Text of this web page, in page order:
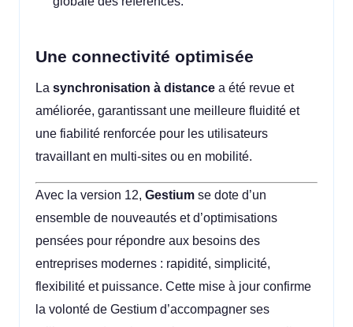
Une connectivité optimisée
La synchronisation à distance a été revue et
améliorée, garantissant une meilleure fluidité et
une fiabilité renforcée pour les utilisateurs
travaillant en multi-sites ou en mobilité.
Avec la version 12, Gestium se dote d’un
ensemble de nouveautés et d’optimisations
pensées pour répondre aux besoins des
entreprises modernes : rapidité, simplicité,
flexibilité et puissance. Cette mise à jour confirme
la volonté de Gestium d’accompagner ses